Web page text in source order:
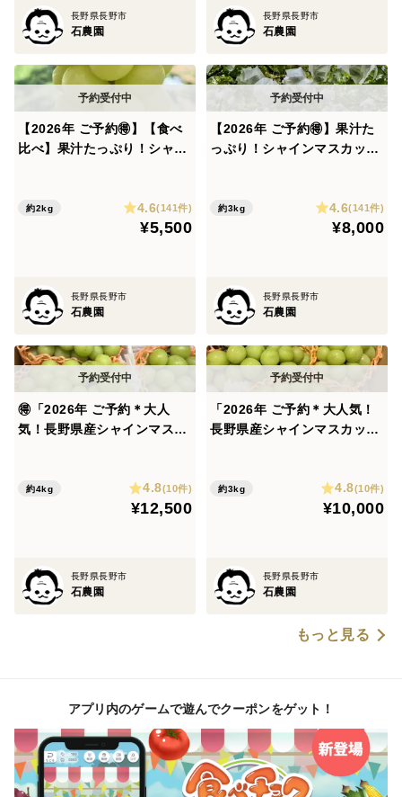
長野県長野市
石農園
長野県長野市
石農園
【2026年 ご予約🉐】【食べ
比べ】果汁たっぷり！シャイ
約2kg 4.6(141件)
¥5,500
長野県長野市
石農園
【2026年 ご予約🉐】果汁た
っぷり！シャインマスカット
約3kg 4.6(141件)
¥8,000
長野県長野市
石農園
🉐「2026年 ご予約＊大人
気！長野県産シャインマスカ
約4kg 4.8(10件)
¥12,500
長野県長野市
石農園
「2026年 ご予約＊大人気！
長野県産シャインマスカット
約3kg 4.8(10件)
¥10,000
長野県長野市
石農園
もっと見る
アプリ内のゲームで遊んでクーポンをゲット！